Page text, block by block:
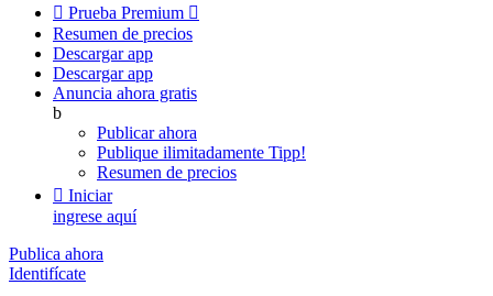
 Prueba Premium 
Resumen de precios
Descargar app
Descargar app
Anuncia ahora gratis
b
Publicar ahora
Publique ilimitadamente Tipp!
Resumen de precios
 Iniciar
ingrese aquí
Publica ahora
Identifícate